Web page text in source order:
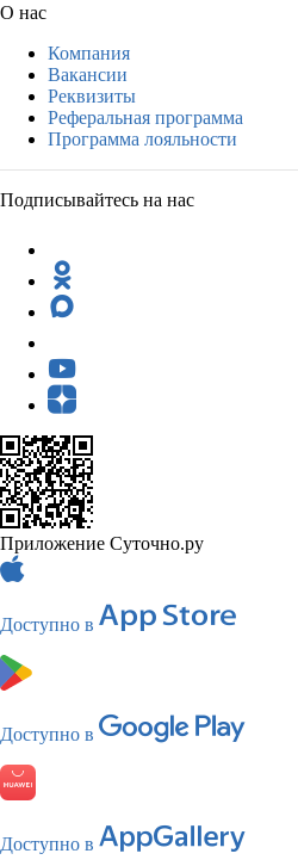
О нас
Компания
Вакансии
Реквизиты
Реферальная программа
Программа лояльности
Подписывайтесь на нас
Приложение Суточно.ру
Доступно в
Доступно в
Доступно в